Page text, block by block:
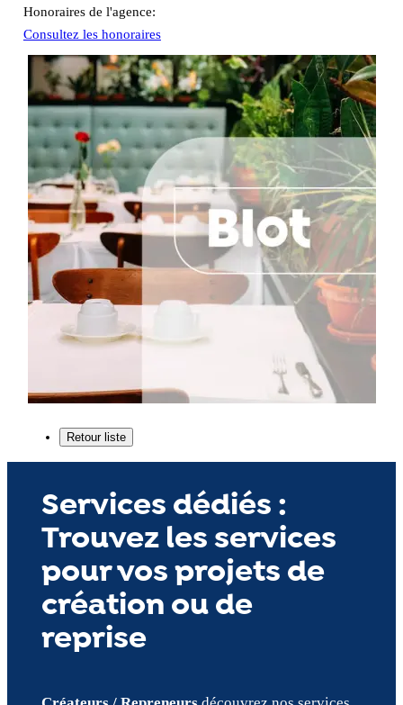
Honoraires de l'agence:
Consultez les honoraires
Services dédiés :
Trouvez les services
pour vos projets de
création ou de
reprise